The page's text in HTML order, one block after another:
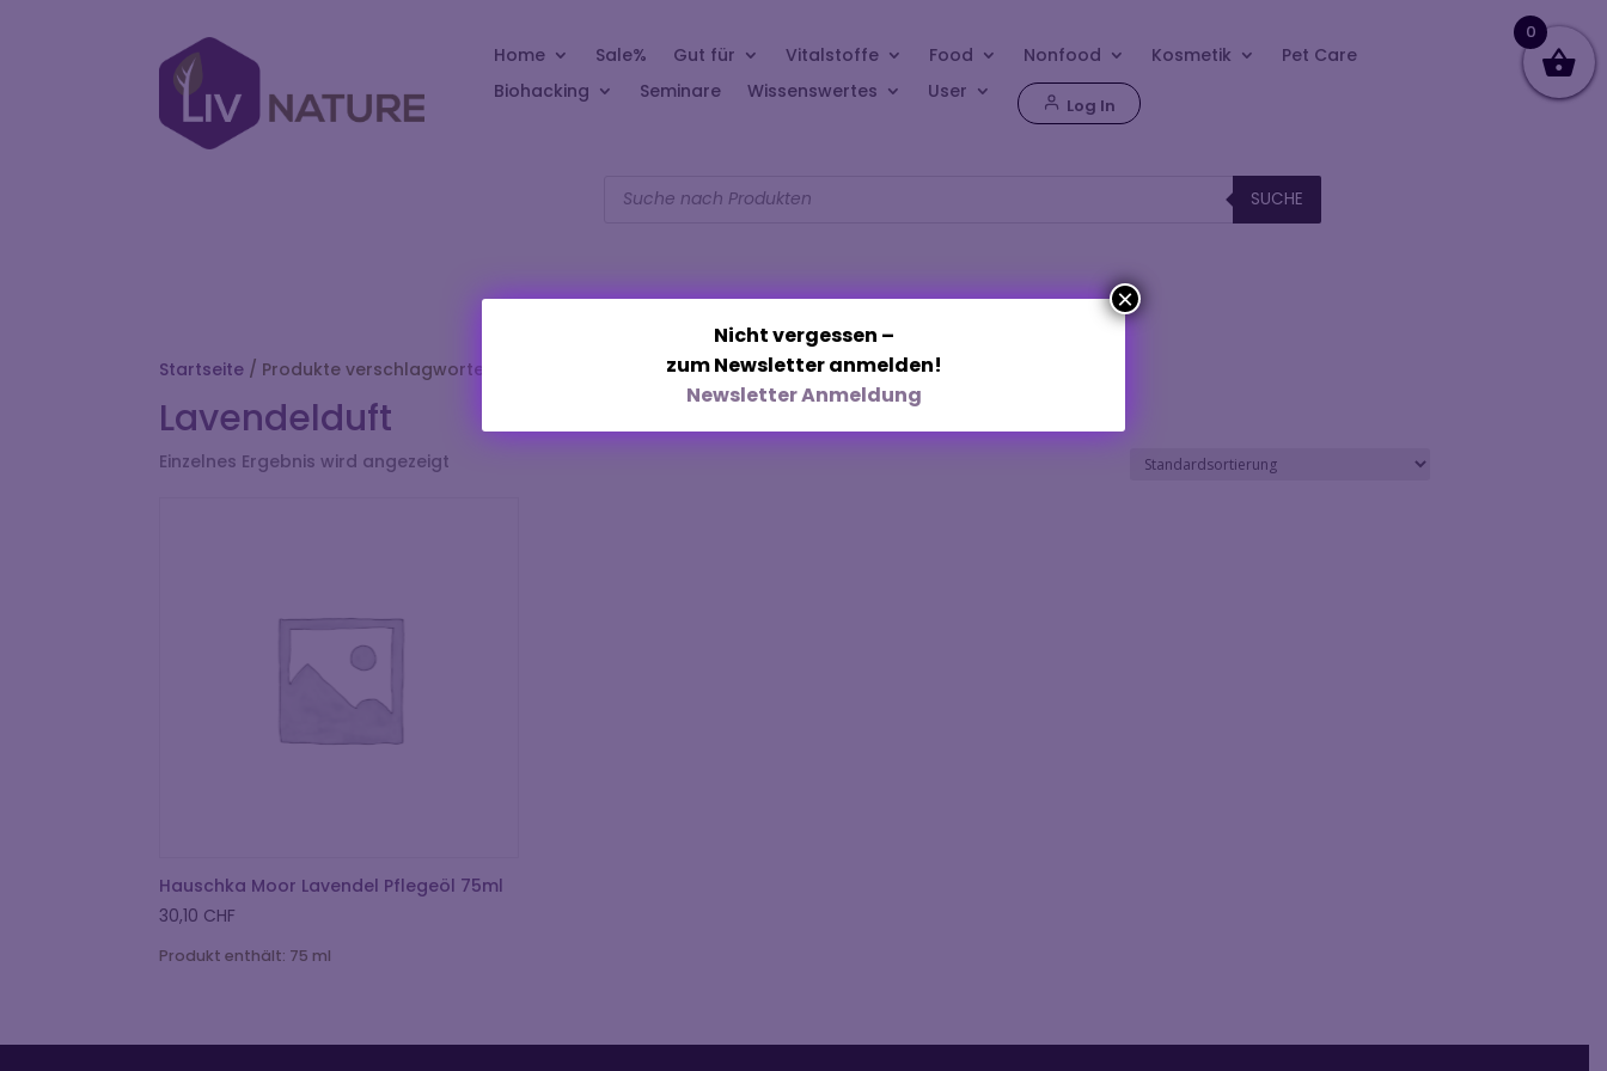
Home Sale% Gut für Vitalstoffe Food Nonfood Kosmetik
Pet Care
Biohacking
Seminare Wissenswertes User
Log In
search SUCHE
Startseite/ Produkte verschlagwortet mit „Lavendelduft“
Lavendelduft
Einzelnes Ergebnis wird angezeigt
Hauschka Moor Lavendel Pflegeöl 75ml
30,10 CHF
Produkt enthält: 75 ml
Nicht vergessen –
zum Newsletter anmelden!
Newsletter Anmeldung
×
0